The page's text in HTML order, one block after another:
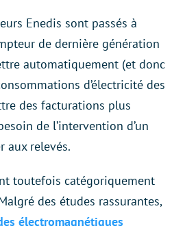
Enedis sont passés à
de dernière génération
automatiquement (et donc
d’électricité des
des facturations plus
de l’intervention d’un
aux relevés.
toutefois catégoriquement
des études rassurantes,
électromagnétiques